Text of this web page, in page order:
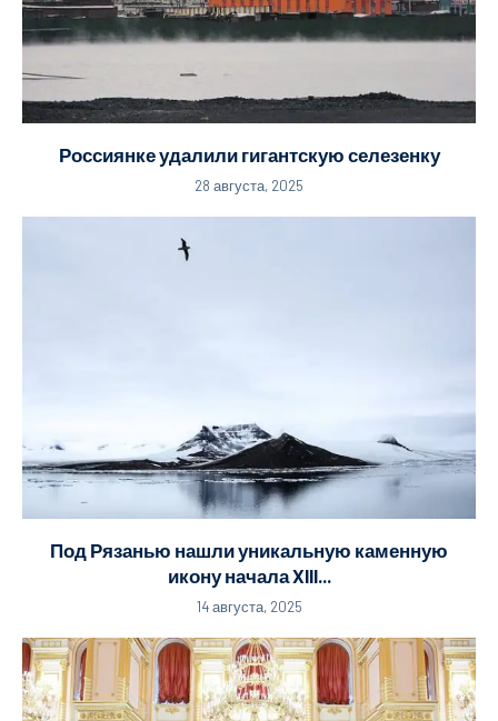
Россиянке удалили гигантскую селезенку
28 августа, 2025
Под Рязанью нашли уникальную каменную
икону начала XIII...
14 августа, 2025